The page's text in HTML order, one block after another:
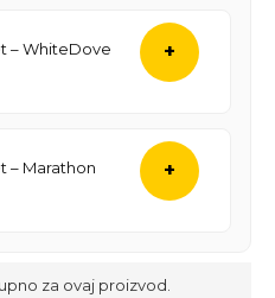
– WhiteDove
+
– Marathon
+
za ovaj proizvod.